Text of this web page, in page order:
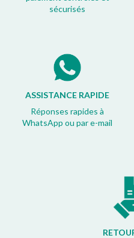
sécurisés
ASSISTANCE RAPIDE
Réponses rapides à
WhatsApp ou par e-mail